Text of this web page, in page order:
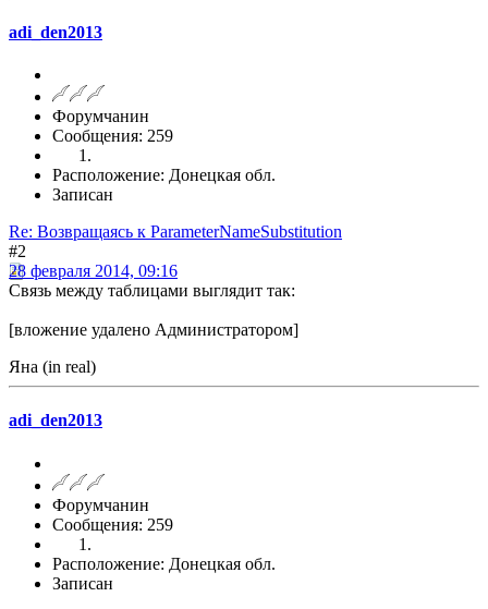
adi_den2013
Форумчанин
Сообщения: 259
Расположение: Донецкая обл.
Записан
Re: Возвращаясь к ParameterNameSubstitution
#2
28 февраля 2014, 09:16
Связь между таблицами выглядит так:
[вложение удалено Администратором]
Яна (in real)
adi_den2013
Форумчанин
Сообщения: 259
Расположение: Донецкая обл.
Записан